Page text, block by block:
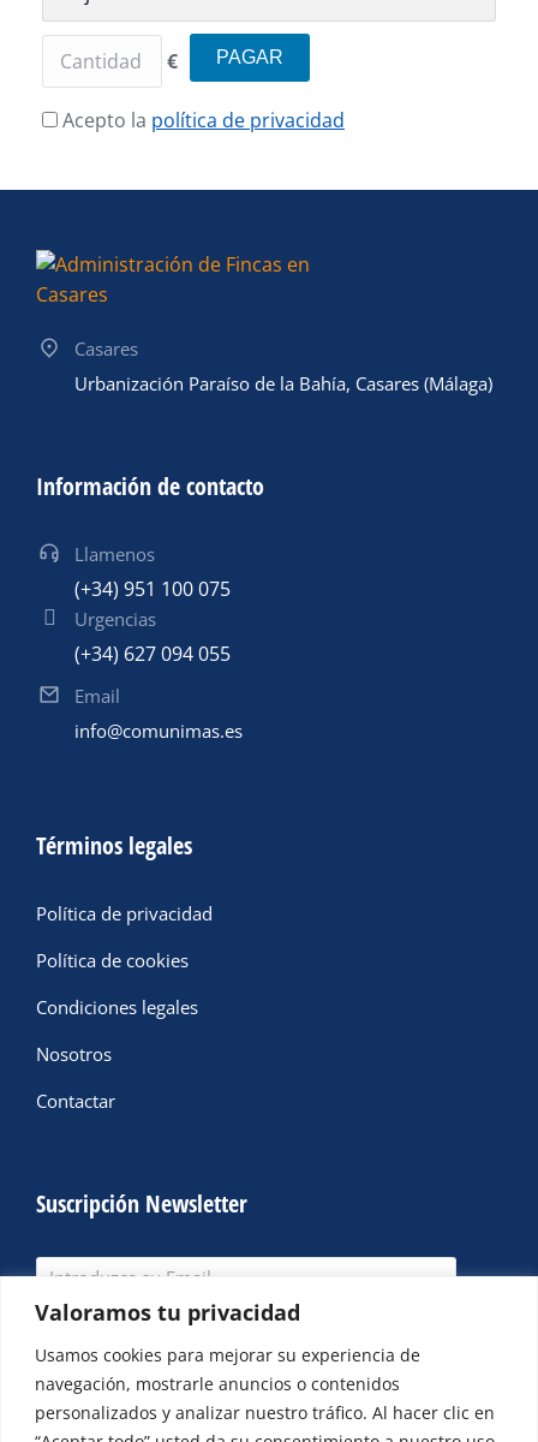
Valoramos tu privacidad
Usamos cookies para mejorar su experiencia de
navegación, mostrarle anuncios o contenidos
personalizados y analizar nuestro tráfico. Al hacer clic en
€
Acepto la política de privacidad
Casares
Urbanización Paraíso de la Bahía, Casares (Málaga)
Información de contacto
Llamenos
(+34) 951 100 075
Urgencias
(+34) 627 094 055
Email
info@comunimas.es
Términos legales
Política de privacidad
Política de cookies
Condiciones legales
Nosotros
Contactar
Suscripción Newsletter
Periodicamente remitimos artículos e información de
interés